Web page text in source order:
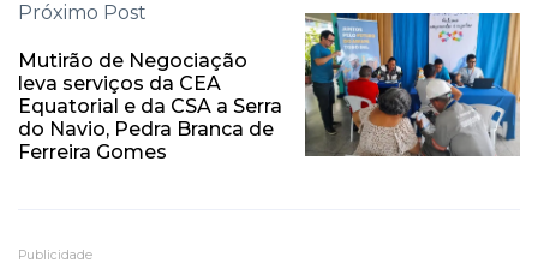
Próximo Post
Mutirão de Negociação
leva serviços da CEA
Equatorial e da CSA a Serra
do Navio, Pedra Branca de
Ferreira Gomes
Publicidade